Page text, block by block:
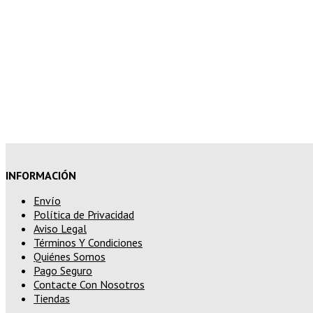
INFORMACIÓN
Envío
Política de Privacidad
Aviso Legal
Términos Y Condiciones
Quiénes Somos
Pago Seguro
Contacte Con Nosotros
Tiendas